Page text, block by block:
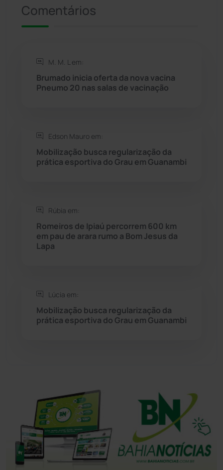
Rio de Contas
Rio do Antônio
Rio do Pires
Seabra
Sebastião Laranjeiras (96)
Sudoeste Baiano
Tanhaçu
Comentários
M. M. L em:
Brumado inicia oferta da nova vacina
Pneumo 20 nas salas de vacinação
Edson Mauro em:
Mobilização busca regularização da
prática esportiva do Grau em Guanambi
Rúbia em:
Romeiros de Ipiaú percorrem 600 km
em pau de arara rumo a Bom Jesus da
Lapa
Lúcia em:
Mobilização busca regularização da
prática esportiva do Grau em Guanambi